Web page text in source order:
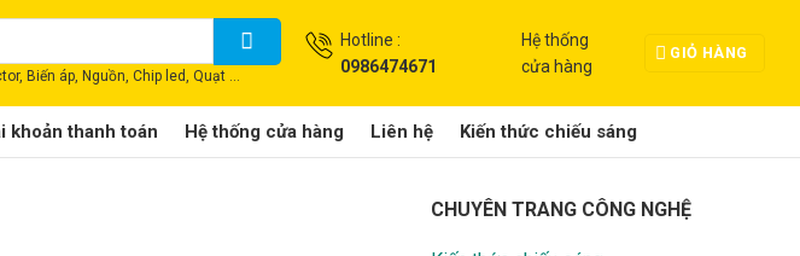
Biến áp, Nguồn, Chip led, Quạt ...
Hotline :
0986474671
Hệ thống
cửa hàng
GIỎ HÀNG
khoản thanh toán Hệ thống cửa hàng Liên hệ Kiến thức chiếu sáng
CHUYÊN TRANG CÔNG NGHỆ